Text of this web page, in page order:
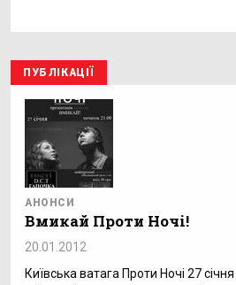
ПУБЛІКАЦІЇ
АНОНСИ
Вмикай Проти Ночі!
20.01.2012
Київська ватага Проти Ночі 27